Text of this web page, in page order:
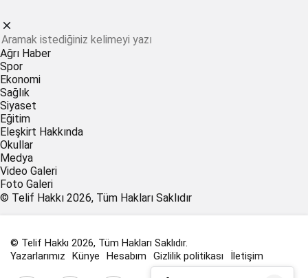
Ağrı Haber
Spor
Ekonomi
Sağlık
Siyaset
Eğitim
Eleşkirt Hakkında
Okullar
Medya
Video Galeri
Foto Galeri
© Telif Hakkı 2026, Tüm Hakları Saklıdır
© Telif Hakkı 2026, Tüm Hakları Saklıdır.
Yazarlarımız
Künye Hesabım Gizlilik politikası İletişim